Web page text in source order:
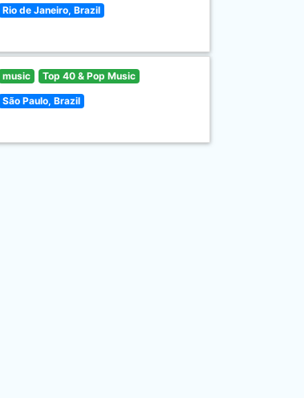
Rio de Janeiro, Brazil
music Top 40 & Pop Music
São Paulo, Brazil